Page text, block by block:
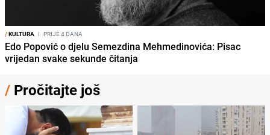
/KULTURA I PRIJE 4 DANA
Edo Popović o djelu Semezdina Mehmedinovića: Pisac
vrijedan svake sekunde čitanja
/ Pročitajte još